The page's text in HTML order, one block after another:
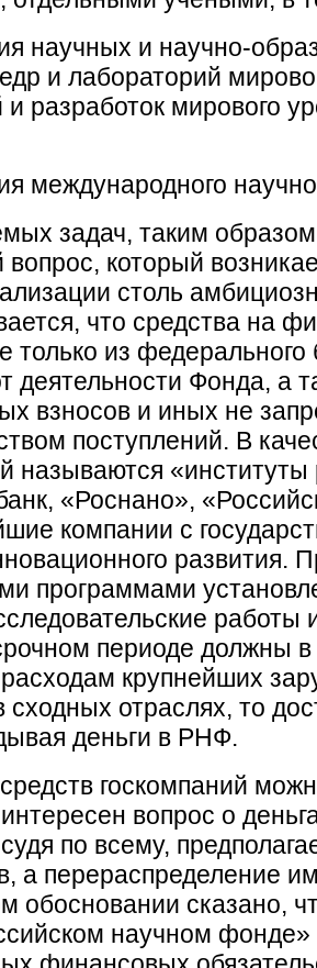
научных и научно-
и лабораторий
разработок мирового
международного
задач, таким
который
столь
что средства на
только из
деятельности Фонда, а
взносов и иных не
поступлений. В
называются «институты
«Роснано»,
компании с
развития.
программами
работы
периоде должны в
крупнейших
отраслях, то
деньги в РНФ.
госкомпаний
вопрос о
по всему,
а перераспределение
обосновании сказано,
научном фонде»